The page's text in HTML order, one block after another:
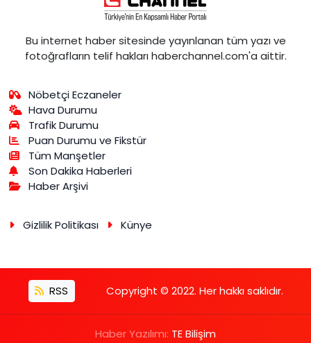
Bu internet haber sitesinde yayınlanan tüm yazı ve
fotoğrafların telif hakları haberchannel.com'a aittir.
Nöbetçi Eczaneler
Hava Durumu
Trafik Durumu
Puan Durumu ve Fikstür
Tüm Manşetler
Son Dakika Haberleri
Haber Arşivi
Gizlilik Politikası Künye
RSS Copyright © 2022. Her hakkı saklıdır.
Haber Yazılımı: TE Bilişim